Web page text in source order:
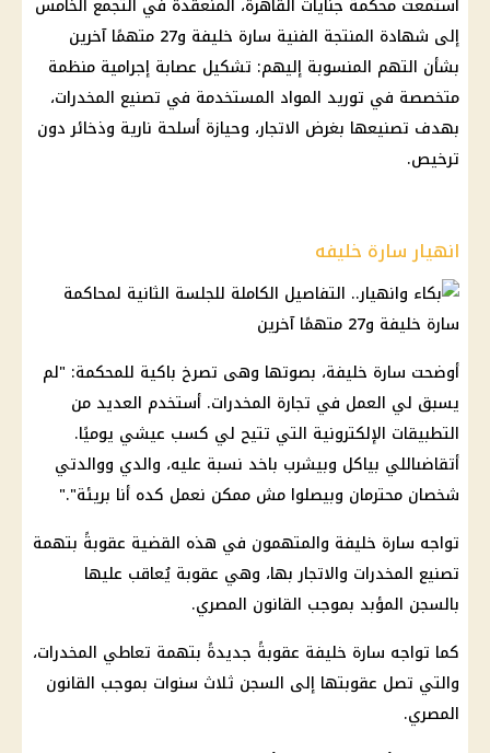
إلى شهادة المنتجة الفنية سارة خليفة و27 متهمًا آخرين
بشأن التهم المنسوبة إليهم: تشكيل عصابة إجرامية منظمة
متخصصة في توريد المواد المستخدمة في تصنيع المخدرات،
بهدف تصنيعها بغرض الاتجار، وحيازة أسلحة نارية وذخائر دون
ترخيص.
انهيار سارة خليفه
أوضحت سارة خليفة، بصوتها وهى تصرخ باكية للمحكمة: "لم
يسبق لي العمل في تجارة المخدرات. أستخدم العديد من
التطبيقات الإلكترونية التي تتيح لي كسب عيشي يوميًا.
أتقاضىاللي بياكل وبيشرب باخد نسبة عليه، والدي ووالدتي
شخصان محترمان وبيصلوا مش ممكن نعمل كده أنا بريئة"."
تواجه سارة خليفة والمتهمون في هذه القضية عقوبةً بتهمة
تصنيع المخدرات والاتجار بها، وهي عقوبة يُعاقب عليها
بالسجن المؤبد بموجب القانون المصري.
كما تواجه سارة خليفة عقوبةً جديدةً بتهمة تعاطي المخدرات،
والتي تصل عقوبتها إلى السجن ثلاث سنوات بموجب القانون
المصري.